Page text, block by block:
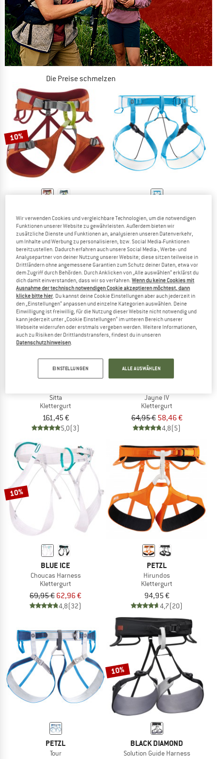
Die Preise schmelzen
JETZT BIS ZU 50% RABATT
ZUM SOMMER SALE
10%
Jay IV
Klettergurt
64,95 €58,46 €
4,8(12)
Altitude
Klettergurt
85,45 €
4,6(36)
Sitta
Klettergurt
161,45 €
5,0(3)
10%
Jayne IV
Klettergurt
64,95 € 58,46 €
4,8(5)
10%
BLUE ICE
Choucas Harness
Klettergurt
69,95 € 62,96 €
4,8(32)
PETZL
Hirundos
Klettergurt
94,95 €
4,7(20)
PETZL
Tour
10%
BLACK DIAMOND
Solution Guide Harness
Wir verwenden Cookies und vergleichbare Technologien, um die notwendigen
Funktionen unserer Website zu gewährleisten. Außerdem bieten wir
zusätzliche Dienste und Funktionen an, analysieren unseren Datenverkehr,
um Inhalte und Werbung zu personalisieren, bzw. Social Media-Funktionen
bereitzustellen. Dadurch erfahren auch unsere Social Media-, Werbe- und
Analysepartner von deiner Nutzung unserer Website; diese sitzen teilweise in
Drittländern ohne angemessene Garantien zum Schutz deiner Daten, etwa vor
dem Zugriff durch Behörden. Durch Anklicken von „Alle auswählen“ erklärst du
dich damit einverstanden, dass wir so verfahren.Wenn du keine Cookies mit
Ausnahme der technisch notwendigen Cookie akzeptieren möchtest, dann
klicke bitte hier. Du kannst deine Cookie Einstellungen aber auch jederzeit in
den „Einstellungen“ anpassen und einzelne Kategorien auswählen. Deine
Einwilligung ist freiwillig, für die Nutzung dieser Website nicht notwendig und
kann jederzeit unter „Cookie Einstellungen“ im unteren Bereich unserer
Webseite widerrufen oder erstmals vergeben werden. Weitere Informationen,
auch zu Risiken der Drittlandstransfers, findest du in unseren
Datenschutzhinweisen.
EINSTELLUNGEN ALLE AUSWÄHLEN